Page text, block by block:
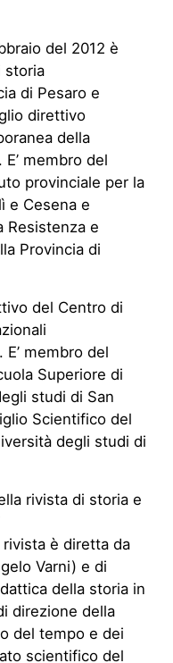
del 2012 è
storia
di Pesaro e
direttivo
della
membro del
provinciale per la
e Cesena e
Resistenza e
Provincia di
del Centro di
E’ membro del
Superiore di
studi di San
Scientifico del
degli studi di
rivista di storia e
è diretta da
Varni) e di
della storia in
direzione della
del tempo e dei
scientifico del